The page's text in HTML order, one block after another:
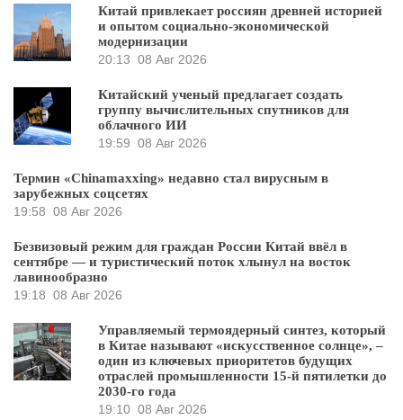
Китай привлекает россиян древней историей
и опытом социально-экономической
модернизации
20:13 08 Авг 2026
Китайский ученый предлагает создать
группу вычислительных спутников для
облачного ИИ
19:59 08 Авг 2026
Термин «Chinamaxxing» недавно стал вирусным в
зарубежных соцсетях
19:58 08 Авг 2026
Безвизовый режим для граждан России Китай ввёл в
сентябре — и туристический поток хлынул на восток
лавинообразно
19:18 08 Авг 2026
Управляемый термоядерный синтез, который
в Китае называют «искусственное солнце», –
один из ключевых приоритетов будущих
отраслей промышленности 15-й пятилетки до
2030-го года
19:10 08 Авг 2026